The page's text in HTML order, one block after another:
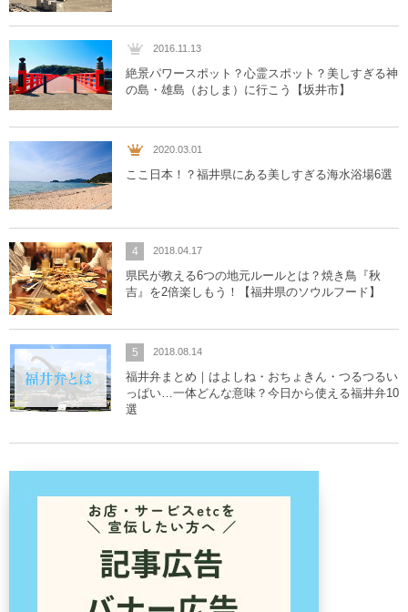
2016.11.13
絶景パワースポット？心霊スポット？美しすぎる神
の島・雄島（おしま）に行こう【坂井市】
2020.03.01
ここ日本！？福井県にある美しすぎる海水浴場6選
4 2018.04.17
県民が教える6つの地元ルールとは？焼き鳥『秋
吉』を2倍楽しもう！【福井県のソウルフード】
5 2018.08.14
福井弁まとめ｜はよしね・おちょきん・つるつるい
っぱい…一体どんな意味？今日から使える福井弁10
選